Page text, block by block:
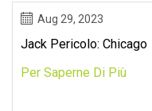
Aug 29, 2023
Jack Pericolo: Chicago
Per Saperne Di Più